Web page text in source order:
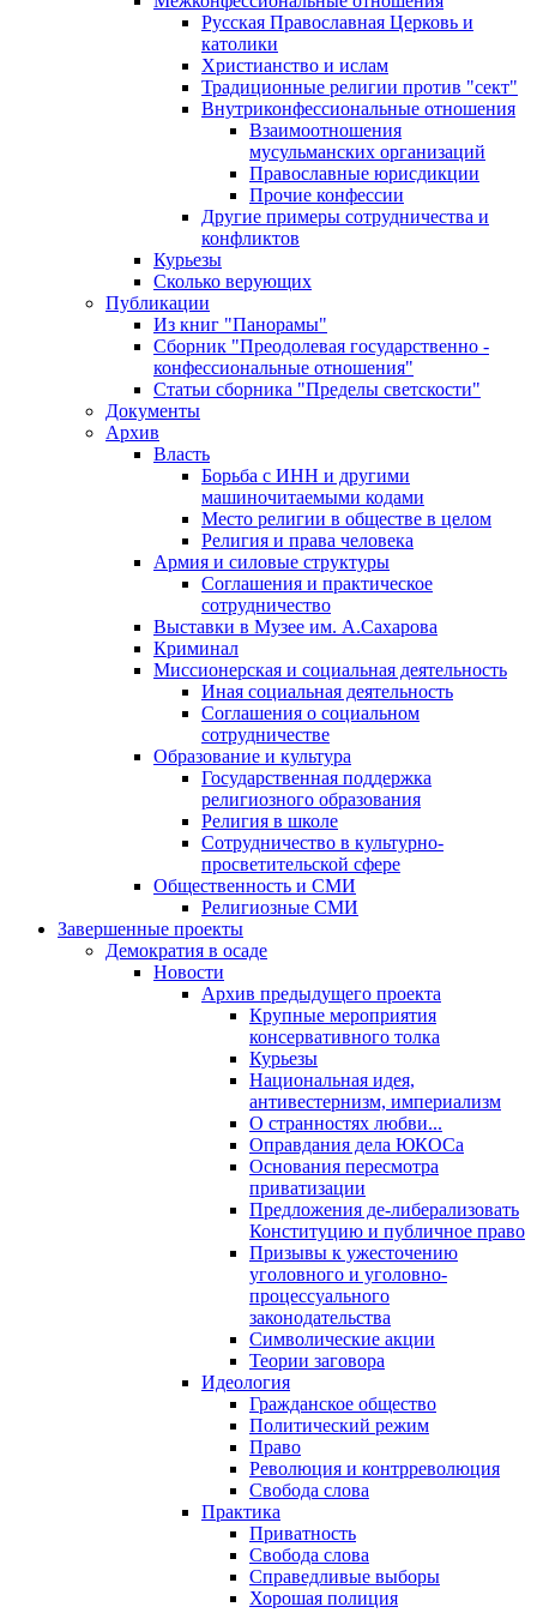
Русская Православная Церковь и
католики
Христианство и ислам
Традиционные религии против "сект"
Внутриконфессиональные отношения
Взаимоотношения
мусульманских организаций
Православные юрисдикции
Прочие конфессии
Другие примеры сотрудничества и
конфликтов
Курьезы
Сколько верующих
Публикации
Из книг "Панорамы"
Сборник "Преодолевая государственно -
конфессиональные отношения"
Статьи сборника "Пределы светскости"
Документы
Архив
Власть
Борьба с ИНН и другими
машиночитаемыми кодами
Место религии в обществе в целом
Религия и права человека
Армия и силовые структуры
Соглашения и практическое
сотрудничество
Выставки в Музее им. А.Сахарова
Криминал
Миссионерская и социальная деятельность
Иная социальная деятельность
Соглашения о социальном
сотрудничестве
Образование и культура
Государственная поддержка
религиозного образования
Религия в школе
Сотрудничество в культурно-
просветительской сфере
Общественность и СМИ
Религиозные СМИ
Завершенные проекты
Демократия в осаде
Новости
Архив предыдущего проекта
Крупные мероприятия
консервативного толка
Курьезы
Национальная идея,
антивестернизм, империализм
О странностях любви...
Оправдания дела ЮКОСа
Основания пересмотра
приватизации
Предложения де-либерализовать
Конституцию и публичное право
Призывы к ужесточению
уголовного и уголовно-
процессуального
законодательства
Символические акции
Теории заговора
Идеология
Гражданское общество
Политический режим
Право
Революция и контрреволюция
Свобода слова
Практика
Приватность
Свобода слова
Справедливые выборы
Хорошая полиция